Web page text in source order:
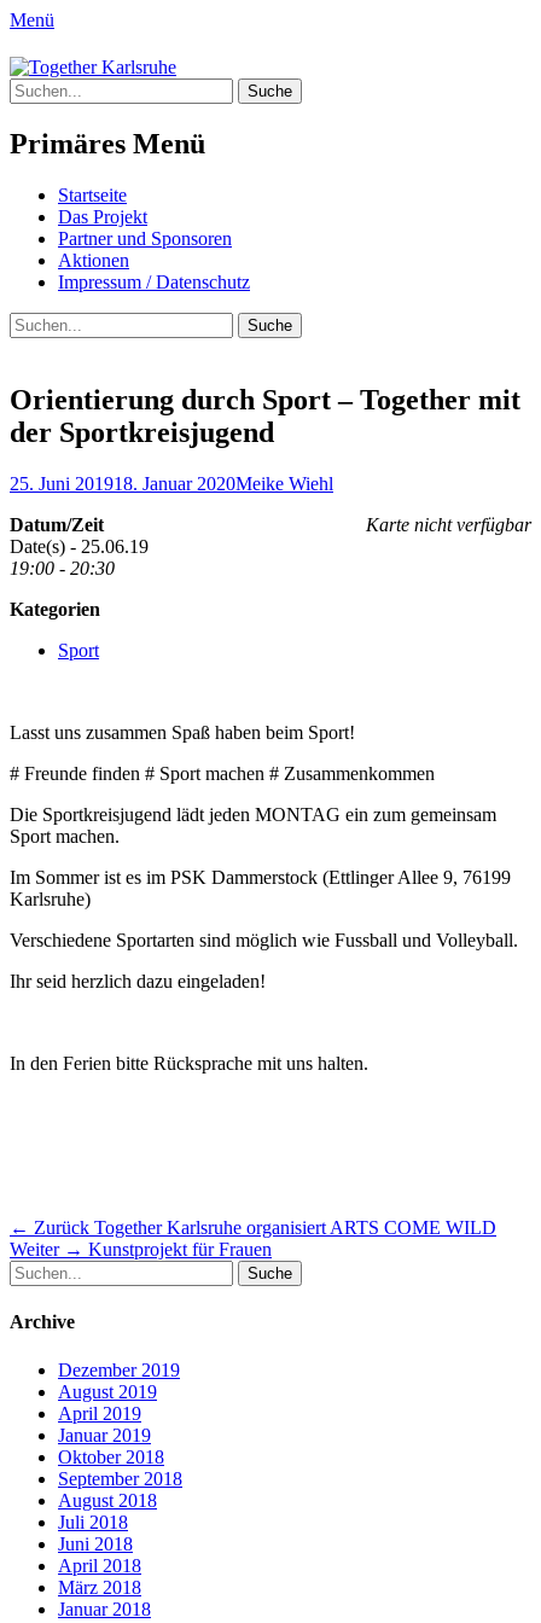
Menü
Together Karlsruhe
Integration von jungen Menschen mit
Fluchterfahrung und
Migrationshintergrund
Suche
nach:
Primäres Menü
Springe
zum
Inhalt
Startseite
Das Projekt
Partner und Sponsoren
Aktionen
Impressum / Datenschutz
Suchen
Suche
nach:
Orientierung durch Sport – Together mit
der Sportkreisjugend
Posted
25. Juni 201918. Januar 2020Author
Meike Wiehl
Karte nicht verfügbar
Datum/Zeit
Date(s) - 25.06.19
19:00 - 20:30
Kategorien
Sport
Lasst uns zusammen Spaß haben beim Sport!
# Freunde finden # Sport machen # Zusammenkommen
Die Sportkreisjugend lädt jeden MONTAG ein zum gemeinsam
Sport machen.
Im Sommer ist es im PSK Dammerstock (Ettlinger Allee 9, 76199
Karlsruhe)
Verschiedene Sportarten sind möglich wie Fussball und Volleyball.
Ihr seid herzlich dazu eingeladen!
In den Ferien bitte Rücksprache mit uns halten.
Beitragsnavigation
← Zurück Vorheriger
Beitrag:
Together Karlsruhe organisiert ARTS COME WILD
Weiter → Nächster
Kunstprojekt für Frauen
Suche
nach:
Archive
Dezember 2019
August 2019
April 2019
Januar 2019
Oktober 2018
September 2018
August 2018
Juli 2018
Juni 2018
April 2018
März 2018
Januar 2018